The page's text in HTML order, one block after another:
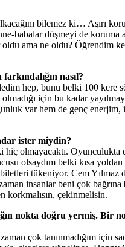
bilemez ki… Aşırı
babalar düşmeyi de koruma
oldu ama ne oldu? Öğrendim
nasıl?
hep, bunu belki 100 kere
için bu kadar
var hem de genç
ister miydin?
olmayacaktı. Oyunculukta
olsaydım belki kısa yoldan
tükeniyor. Cem Yılmaz
insanlar beni çok bağrına
korkmalısın, çekinmelisin.
nokta doğru yermiş. Bir
çok tanınmadığım için